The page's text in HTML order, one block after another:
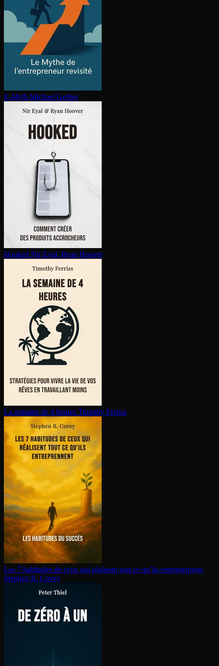
E-Myth Michael Gerber
Hooked Nir Eyal, Ryan Hoover
La semaine de 4 heures Timothy Ferriss
Les 7 habitudes de ceux qui réalisent tout ce qu’ils en­tre­prennent
Stephen R. Covey